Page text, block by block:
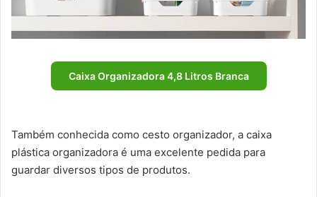
Caixa Organizadora 4,8 Litros Branca
Também conhecida como cesto organizador, a caixa
plástica organizadora é uma excelente pedida para
guardar diversos tipos de produtos.